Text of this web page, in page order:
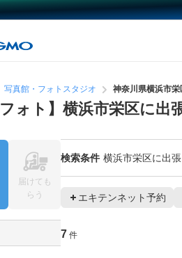
写真館・フォトスタジオ 神奈川県横浜市
フォト】横浜市栄区に
検索条件 横浜市栄区に出
エキテンネット予約
7 件
届けても
らう